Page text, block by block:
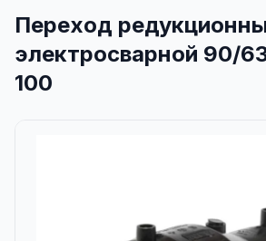
Переход
электросварной 90/
100